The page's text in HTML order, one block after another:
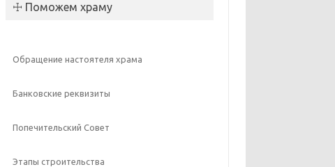
☩ Поможем храму
Обращение настоятеля храма
Банковские реквизиты
Попечительский Совет
Этапы строительства